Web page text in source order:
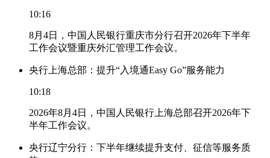
10:16
8月4日，中国人民银行重庆市分行召开2026年下半年
工作会议暨重庆外汇管理工作会议。
央行上海总部：提升“入境通Easy Go”服务能力
10:18
2026年8月4日，中国人民银行上海总部召开2026年下
半年工作会议。
央行辽宁分行：下半年继续提升支付、征信等服务质